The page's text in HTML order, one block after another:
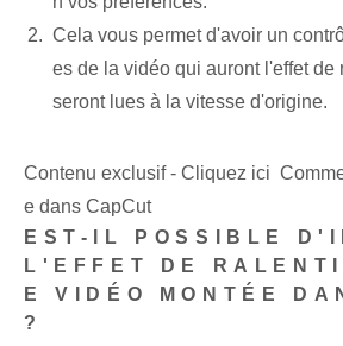
Cela vous permet d'avoir un
es de la vidéo qui auront l'effet de
seront lues à la vitesse d'origine.
Contenu exclusif - Cliquez ici
e dans CapCut
EST-IL POSSIBLE
L'EFFET DE RALENTI
E VIDÉO MONTÉE
?